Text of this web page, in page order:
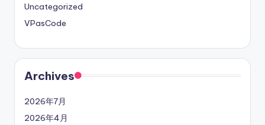
Uncategorized
VPasCode
Archives
2026年7月
2026年4月